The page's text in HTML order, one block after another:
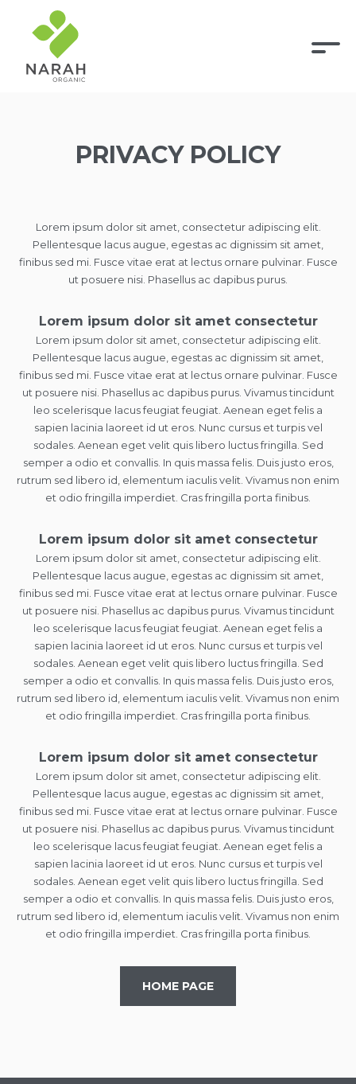
PRIVACY POLICY
Lorem ipsum dolor sit amet, consectetur adipiscing elit.
Pellentesque lacus augue, egestas ac dignissim sit amet,
finibus sed mi. Fusce vitae erat at lectus ornare pulvinar. Fusce
ut posuere nisi. Phasellus ac dapibus purus.
Lorem ipsum dolor sit amet consectetur
Lorem ipsum dolor sit amet, consectetur adipiscing elit.
Pellentesque lacus augue, egestas ac dignissim sit amet,
finibus sed mi. Fusce vitae erat at lectus ornare pulvinar. Fusce
ut posuere nisi. Phasellus ac dapibus purus. Vivamus tincidunt
leo scelerisque lacus feugiat feugiat. Aenean eget felis a
sapien lacinia laoreet id ut eros. Nunc cursus et turpis vel
sodales. Aenean eget velit quis libero luctus fringilla. Sed
semper a odio et convallis. In quis massa felis. Duis justo eros,
rutrum sed libero id, elementum iaculis velit. Vivamus non enim
et odio fringilla imperdiet. Cras fringilla porta finibus.
Lorem ipsum dolor sit amet consectetur
Lorem ipsum dolor sit amet, consectetur adipiscing elit.
Pellentesque lacus augue, egestas ac dignissim sit amet,
finibus sed mi. Fusce vitae erat at lectus ornare pulvinar. Fusce
ut posuere nisi. Phasellus ac dapibus purus. Vivamus tincidunt
leo scelerisque lacus feugiat feugiat. Aenean eget felis a
sapien lacinia laoreet id ut eros. Nunc cursus et turpis vel
sodales. Aenean eget velit quis libero luctus fringilla. Sed
semper a odio et convallis. In quis massa felis. Duis justo eros,
rutrum sed libero id, elementum iaculis velit. Vivamus non enim
et odio fringilla imperdiet. Cras fringilla porta finibus.
Lorem ipsum dolor sit amet consectetur
Lorem ipsum dolor sit amet, consectetur adipiscing elit.
Pellentesque lacus augue, egestas ac dignissim sit amet,
finibus sed mi. Fusce vitae erat at lectus ornare pulvinar. Fusce
ut posuere nisi. Phasellus ac dapibus purus. Vivamus tincidunt
leo scelerisque lacus feugiat feugiat. Aenean eget felis a
sapien lacinia laoreet id ut eros. Nunc cursus et turpis vel
sodales. Aenean eget velit quis libero luctus fringilla. Sed
semper a odio et convallis. In quis massa felis. Duis justo eros,
rutrum sed libero id, elementum iaculis velit. Vivamus non enim
et odio fringilla imperdiet. Cras fringilla porta finibus.
HOME PAGE